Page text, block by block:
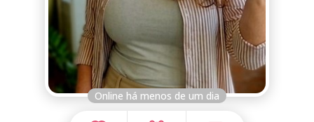
Online há menos de um dia